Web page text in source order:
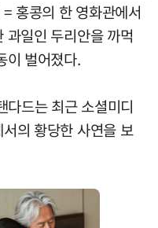
홍콩의 한 영화관에서
과일인 두리안을 까먹
이 벌어졌다.
다드는 최근 소셜미디
의 황당한 사연을 보